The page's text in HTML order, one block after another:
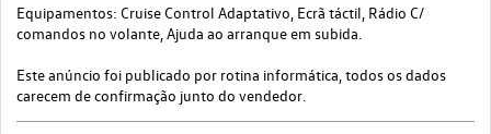
Equipamentos: Cruise Control Adaptativo, Ecrã táctil, Rádio C/
comandos no volante, Ajuda ao arranque em subida.
Este anúncio foi publicado por rotina informática, todos os dados
carecem de confirmação junto do vendedor.